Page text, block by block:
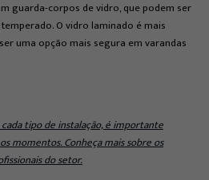
guarda-corpos de vidro, que podem ser
O vidro laminado é mais
uma opção mais segura em varandas
tipo de instalação, é importante
momentos. Conheça mais sobre os
do setor.